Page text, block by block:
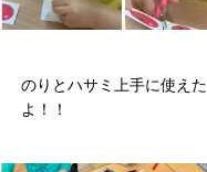
のりとハサミ上手に使えた
よ！！